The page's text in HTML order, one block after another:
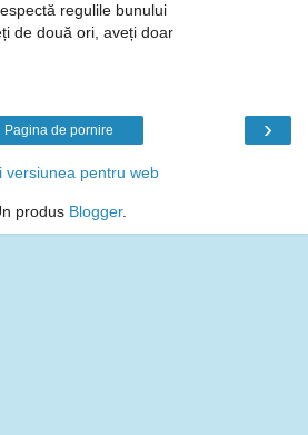
regulile bunului
de două ori, aveți doar
›
Pagina de pornire
versiunea pentru web
produs Blogger.